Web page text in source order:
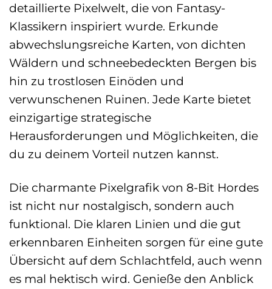
detaillierte Pixelwelt, die von Fantasy-
Klassikern inspiriert wurde. Erkunde
abwechslungsreiche Karten, von dichten
Wäldern und schneebedeckten Bergen bis
hin zu trostlosen Einöden und
verwunschenen Ruinen. Jede Karte bietet
einzigartige strategische
Herausforderungen und Möglichkeiten, die
du zu deinem Vorteil nutzen kannst.
Die charmante Pixelgrafik von 8-Bit Hordes
ist nicht nur nostalgisch, sondern auch
funktional. Die klaren Linien und die gut
erkennbaren Einheiten sorgen für eine gute
Übersicht auf dem Schlachtfeld, auch wenn
es mal hektisch wird. Genieße den Anblick